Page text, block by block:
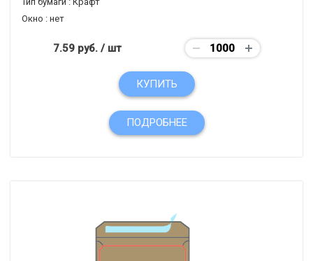
Окно : нет
7.59 руб./ шт
КУПИТЬ
ПОДРОБНЕЕ